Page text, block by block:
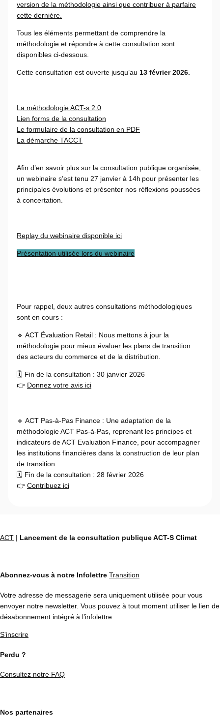
version de la méthodologie ainsi que contribuer à parfaire
cette dernière.
Tous les éléments permettant de comprendre la
méthodologie et répondre à cette consultation sont
disponibles ci-dessous.
Cette consultation est ouverte jusqu’au 13 février 2026.
La méthodologie ACT-s 2.0
Lien forms de la consultation
Le formulaire de la consultation en PDF
La démarche TACCT
Afin d’en savoir plus sur la consultation publique organisée,
un webinaire s’est tenu 27 janvier à 14h pour présenter les
principales évolutions et présenter nos réflexions poussées
à concertation.
Replay du webinaire disponible ici
Présentation utilisée lors du webinaire
Pour rappel, deux autres consultations méthodologiques
sont en cours :
🔹 ACT Évaluation Retail : Nous mettons à jour la
méthodologie pour mieux évaluer les plans de transition
des acteurs du commerce et de la distribution.
🗓️ Fin de la consultation : 30 janvier 2026
👉 Donnez votre avis ici
🔹 ACT Pas-à-Pas Finance : Une adaptation de la
méthodologie ACT Pas-à-Pas, reprenant les principes et
indicateurs de ACT Evaluation Finance, pour accompagner
les institutions financières dans la construction de leur plan
de transition.
🗓️ Fin de la consultation : 28 février 2026
👉 Contribuez ici
ACT | Lancement de la consultation publique ACT-S Climat
Abonnez-vous à notre Infolettre Transition
Votre adresse de messagerie sera uniquement utilisée pour vous
envoyer notre newsletter. Vous pouvez à tout moment utiliser le lien de
désabonnement intégré à l’infolettre
S'inscrire
Perdu ?
Consultez notre FAQ
Nos partenaires